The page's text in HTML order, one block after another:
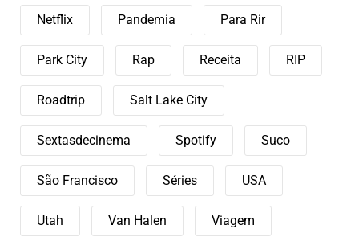
Netflix Pandemia Para Rir
Park City Rap Receita RIP
Roadtrip Salt Lake City
Sextasdecinema Spotify Suco
São Francisco Séries USA
Utah Van Halen Viagem